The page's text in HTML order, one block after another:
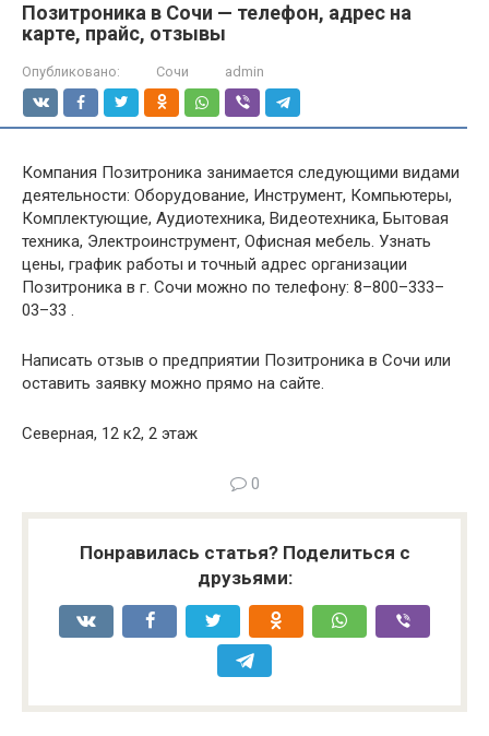
Позитроника в Сочи — телефон, адрес на
карте, прайс, отзывы
Опубликовано: Сочи admin
Компания Позитроника занимается следующими видами
деятельности: Оборудование, Инструмент, Компьютеры,
Комплектующие, Аудиотехника, Видеотехника, Бытовая
техника, Электроинструмент, Офисная мебель. Узнать
цены, график работы и точный адрес организации
Позитроника в г. Сочи можно по телефону: 8–800–333–
03–33 .
Написать отзыв о предприятии Позитроника в Сочи или
оставить заявку можно прямо на сайте.
Северная, 12 к2, 2 этаж
0
Понравилась статья? Поделиться с
друзьями: